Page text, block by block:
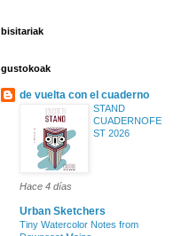
bisitariak
gustokoak
de vuelta con el cuaderno
STAND
CUADERNOFE
ST 2026
Hace 4 días
Urban Sketchers
Tiny Watercolor Notes from